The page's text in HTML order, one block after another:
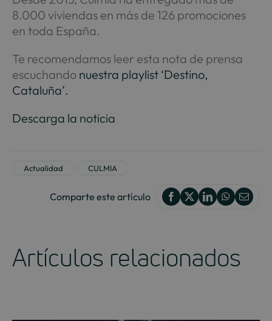
8.000 viviendas en más de 126 promociones
en toda España.
Te recomendamos leer esta nota de prensa
escuchando nuestra playlist ‘Destino,
Cataluña’.
Descarga la noticia
Actualidad CULMIA
Comparte este artículo
Artículos relacionados